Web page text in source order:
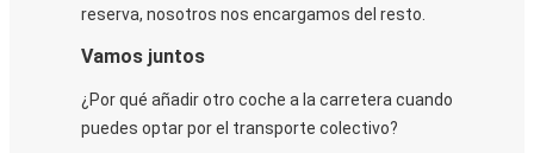
reserva, nosotros nos encargamos del resto.
Vamos juntos
¿Por qué añadir otro coche a la carretera cuando
puedes optar por el transporte colectivo?